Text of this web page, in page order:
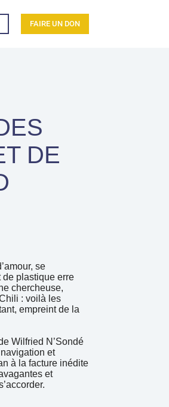
FAIRE UN DON
DE
se
de plastique erre
chercheuse,
: voilà les
empreint de la
Wilfried N’Sondé
et
à la facture inédite
et